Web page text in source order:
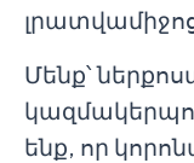
Մենք՝
ենք, որ